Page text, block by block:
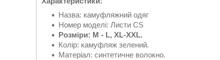
Назва: камуфляжний одяг
Номер моделі: Листи CS
Розміри: M - L, XL-XXL.
Колір: камуфляж зелений.
Матеріал: синтетичне волокно.